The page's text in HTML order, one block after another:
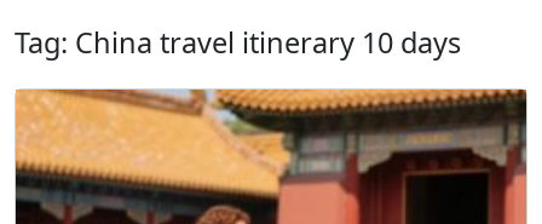
Tag: China travel itinerary 10 days